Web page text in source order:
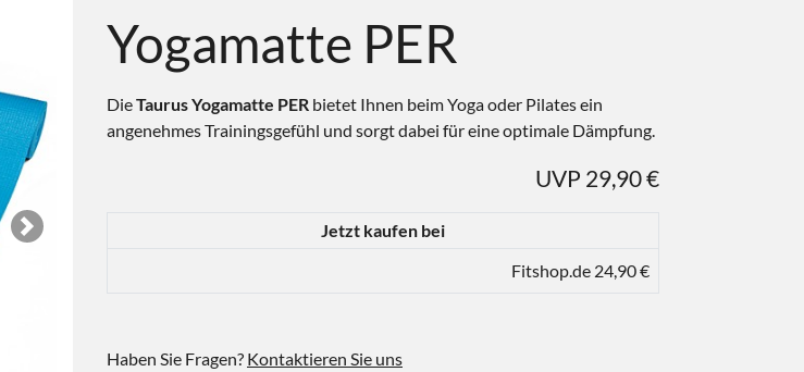
Next
Yogamatte PER
DieTaurus Yogamatte PER bietet Ihnen beim Yoga oder Pilates ein
angenehmes Trainingsgefühl und sorgt dabei für eine optimale Dämpfung.
UVP 29,90 €
Jetzt kaufen bei
Fitshop.de 24,90 €
Haben Sie Fragen? Kontaktieren Sie uns